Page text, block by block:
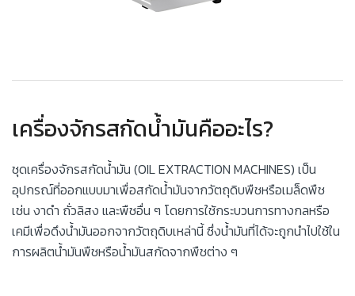
เครื่องจักรสกัดน้ำมันคืออะไร?
ชุดเครื่องจักรสกัดน้ำมัน (OIL EXTRACTION MACHINES) เป็น
อุปกรณ์ที่ออกแบบมาเพื่อสกัดน้ำมันจากวัตถุดิบพืชหรือเมล็ดพืช
เช่น งาดำ ถั่วลิสง และพืชอื่น ๆ โดยการใช้กระบวนการทางกลหรือ
เคมีเพื่อดึงน้ำมันออกจากวัตถุดิบเหล่านี้ ซึ่งน้ำมันที่ได้จะถูกนำไปใช้ใน
การผลิตน้ำมันพืชหรือน้ำมันสกัดจากพืชต่าง ๆ